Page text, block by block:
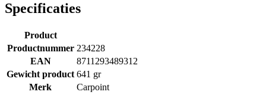
Specificaties
Product
Productnummer 234228
EAN
8711293489312
Gewicht product 641 gr
Merk
Carpoint